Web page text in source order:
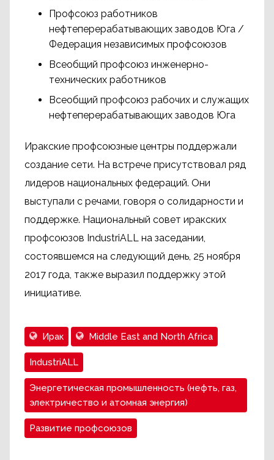
Профсоюз работников
нефтеперерабатывающих заводов Юга /
Федерация независимых профсоюзов
Всеобщий профсоюз инженерно-
технических работников
Всеобщий профсоюз рабочих и служащих
нефтеперерабатывающих заводов Юга
Иракские профсоюзные центры поддержали
создание сети. На встрече присутствовал ряд
лидеров национальных федераций. Они
выступали с речами, говоря о солидарности и
поддержке. Национальный совет иракских
профсоюзов IndustriALL на заседании,
состоявшемся на следующий день, 25 ноября
2017 года, также выразил поддержку этой
инициативе.
Ирак Middle East and North Africa
IndustriALL
Энергетическая промышленность (нефть, газ,
электричество и атомная энергия)
Развитие профсоюзов